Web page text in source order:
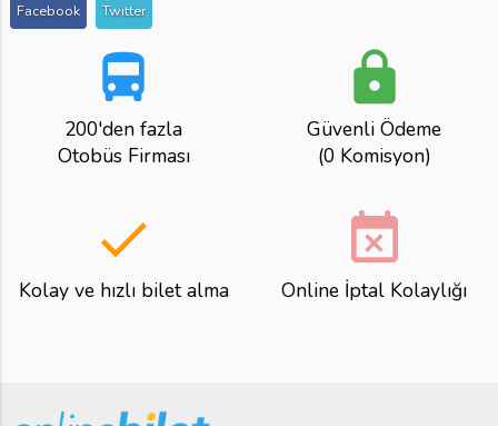
Facebook Twitter
directions_bus
200'den fazla
Otobüs Firması
lock
Güvenli Ödeme
(0 Komisyon)
done
Kolay ve hızlı bilet alma
event_busy
Online İptal Kolaylığı